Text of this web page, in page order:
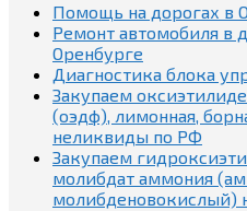
Помощь на дорогах в
Ремонт автомобиля в
Оренбурге
Диагностика блока
Закупаем
(оэдф), лимонная,
неликвиды по РФ
Закупаем
молибдат аммония
молибденовокислый)